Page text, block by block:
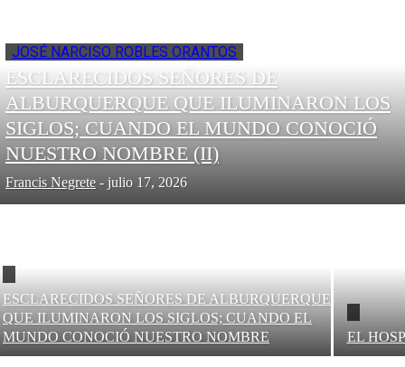
JOSÉ NARCISO ROBLES ORANTOS
ESCLARECIDOS SEÑORES DE
ALBURQUERQUE QUE ILUMINARON LOS
SIGLOS; CUANDO EL MUNDO CONOCIÓ
NUESTRO NOMBRE (II)
Francis Negrete - julio 17, 2026
ESCLARECIDOS SEÑORES DE ALBURQUERQUE
QUE ILUMINARON LOS SIGLOS; CUANDO EL
MUNDO CONOCIÓ NUESTRO NOMBRE
EL